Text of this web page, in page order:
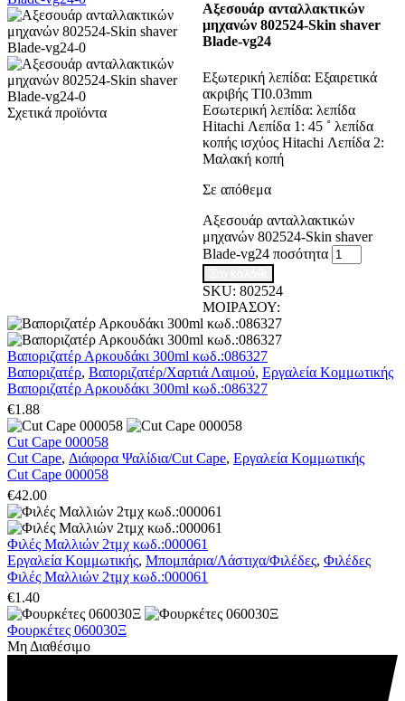
Αξεσουάρ ανταλλακτικών
μηχανών 802524-Skin shaver
Blade-vg24
Εξωτερική λεπίδα: Εξαιρετικά
ακριβής TI0.03mm
Εσωτερική λεπίδα: λεπίδα
Hitachi Λεπίδα 1: 45 ˚ λεπίδα
κοπής ισχύος Hitachi Λεπίδα 2:
Μαλακή κοπή
Σε απόθεμα
Αξεσουάρ ανταλλακτικών
μηχανών 802524-Skin shaver
Blade-vg24 ποσότητα
SKU: 802524
ΜΟΙΡΑΣΟΥ:
Σχετικά προϊόντα
Βαποριζατέρ Αρκουδάκι 300ml κωδ.:086327
Βαποριζατέρ, Βαποριζατέρ/Χαρτιά Λαιμού, Εργαλεία Κομμωτικής
Βαποριζατέρ Αρκουδάκι 300ml κωδ.:086327
€1.88
Cut Cape 000058
Cut Cape, Διάφορα Ψαλίδια/Cut Cape, Εργαλεία Κομμωτικής
Cut Cape 000058
€42.00
Φιλές Μαλλιών 2τμχ κωδ.:000061
Εργαλεία Κομμωτικής, Μπομπάρια/Λάστιχα/Φιλέδες, Φιλέδες
Φιλές Μαλλιών 2τμχ κωδ.:000061
€1.40
Φουρκέτες 060030Ξ
Μη Διαθέσιμο